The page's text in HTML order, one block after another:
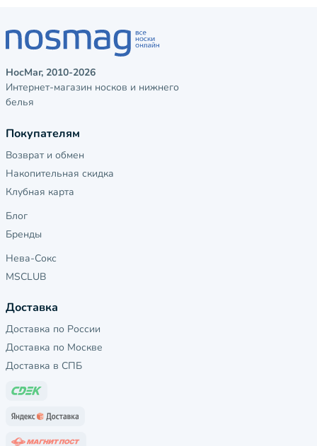
НосМаг, 2010-2026
Интернет-магазин носков и нижнего
белья
Покупателям
Возврат и обмен
Накопительная скидка
Клубная карта
Блог
Бренды
Нева-Сокс
MSCLUB
Доставка
Доставка по России
Доставка по Москве
Доставка в СПБ